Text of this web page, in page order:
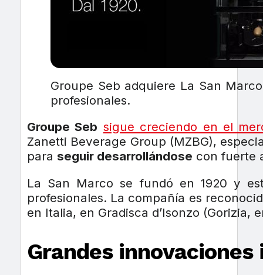
Groupe Seb adquiere La San
profesionales.
Groupe Seb sigue creciendo en el
Zanetti Beverage Group (MZBG),
para seguir desarrollándose con fuerte
La San Marco se fundó en 1920 y
profesionales. La compañía es
en Italia, en Gradisca d’Isonzo (Gorizia,
Grandes